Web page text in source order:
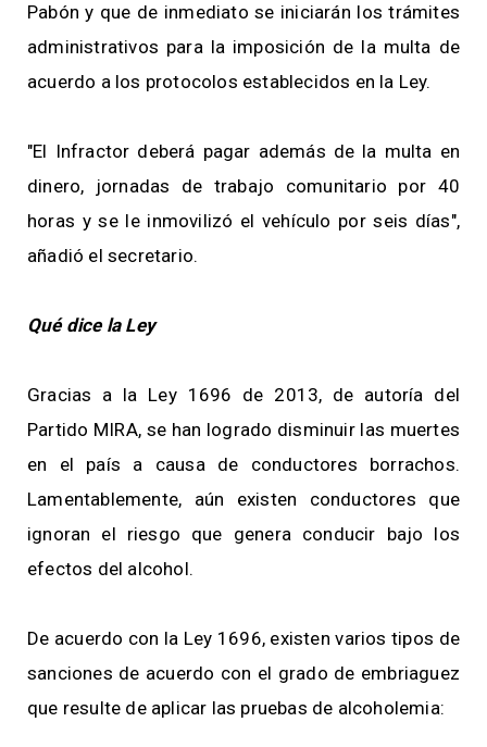
Pabón y que de inmediato se iniciarán los trámites
administrativos para la imposición de la multa de
acuerdo a los protocolos establecidos en la Ley.
"El Infractor deberá pagar además de la multa en
dinero, jornadas de trabajo comunitario por 40
horas y se le inmovilizó el vehículo por seis días",
añadió el secretario.
Qué dice la Ley
Gracias a la Ley 1696 de 2013, de autoría del
Partido MIRA, se han logrado disminuir las muertes
en el país a causa de conductores borrachos.
Lamentablemente, aún existen conductores que
ignoran el riesgo que genera conducir bajo los
efectos del alcohol.
De acuerdo con la Ley 1696, existen varios tipos de
sanciones de acuerdo con el grado de embriaguez
que resulte de aplicar las pruebas de alcoholemia: